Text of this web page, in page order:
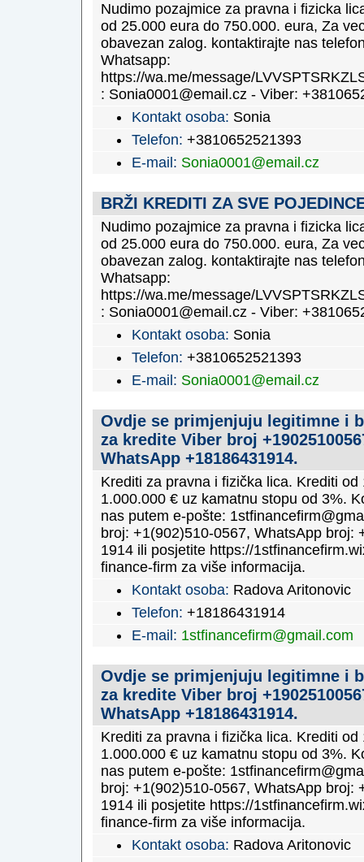
Nudimo pozajmice za pravna i fizicka
od 25.000 eura do 750.000. eura, Za
obavezan zalog. kontaktirajte nas
Whatsapp:
https://wa.me/message/
: Sonia0001@email.cz - Viber:
Kontakt osoba: Sonia
Telefon: +3810652521393
E-mail: Sonia0001@email.cz
BRŽI KREDITI ZA SVE
Nudimo pozajmice za pravna i fizicka
od 25.000 eura do 750.000. eura, Za
obavezan zalog. kontaktirajte nas
Whatsapp:
https://wa.me/message/
: Sonia0001@email.cz - Viber:
Kontakt osoba: Sonia
Telefon: +3810652521393
E-mail: Sonia0001@email.cz
Ovdje se primjenjuju legitimne i
za kredite Viber broj
WhatsApp +18186431914.
Krediti za pravna i fizička lica. Krediti od
1.000.000 € uz kamatnu stopu od 3%.
nas putem e-pošte:
broj: +1(902)510-0567, WhatsApp broj:
1914 ili posjetite https://
finance-firm za više informacija.
Kontakt osoba: Radova Aritonovic
Telefon: +18186431914
E-mail: 1stfinancefirm@gmail.com
Ovdje se primjenjuju legitimne i
za kredite Viber broj
WhatsApp +18186431914.
Krediti za pravna i fizička lica. Krediti od
1.000.000 € uz kamatnu stopu od 3%.
nas putem e-pošte:
broj: +1(902)510-0567, WhatsApp broj:
1914 ili posjetite https://
finance-firm za više informacija.
Kontakt osoba: Radova Aritonovic